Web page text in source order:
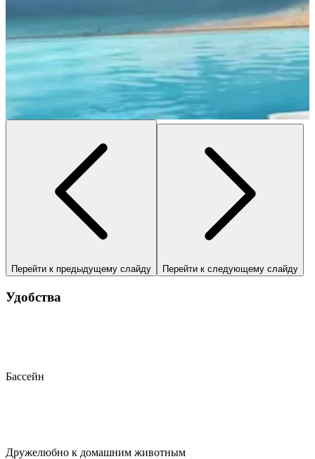
Перейти к предыдущему слайду Перейти к следующему слайду
Удобства
Бассейн
Дружелюбно к домашним животным